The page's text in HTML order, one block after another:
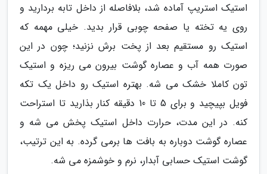
استیک استریپ آماده شد، بلافاصله از داخل تابه بردارید و
روی یه تخته یا صفحه چوبی قرار بدید. خیلی مهمه که
استیک رو مستقیم بعد از پخت برش نزنید؛ چون در این
صورت همه آب و عصاره گوشت بیرون می ریزه و استیک
تون کاملا خشک می شه. بهتره استیک رو داخل یک تکه
فویل بپیچید و برای 5 تا 10 دقیقه کنار بذارید تا استراحت
کنه. در این مدت، حرارت داخل استیک پخش می شه و
عصاره گوشت دوباره به بافت ها برمی گرده. به این ترتیب،
گوشت استیک حسابی آبدار، نرم و خوشمزه می شه.